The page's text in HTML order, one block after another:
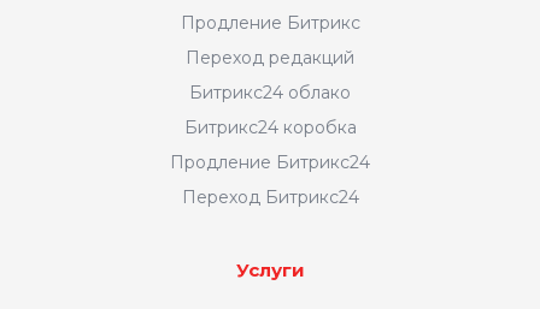
Продление Битрикс
Переход редакций
Битрикс24 облако
Битрикс24 коробка
Продление Битрикс24
Переход Битрикс24
Услуги